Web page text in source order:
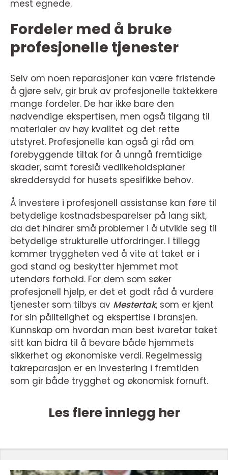
mest egnede.
Fordeler med å bruke
profesjonelle tjenester
Selv om noen reparasjoner kan være fristende
å gjøre selv, gir bruk av profesjonelle taktekkere
mange fordeler. De har ikke bare den
nødvendige ekspertisen, men også tilgang til
materialer av høy kvalitet og det rette
utstyret. Profesjonelle kan også gi råd om
forebyggende tiltak for å unngå fremtidige
skader, samt foreslå vedlikeholdsplaner
skreddersydd for husets spesifikke behov.
Å investere i profesjonell assistanse kan føre til
betydelige kostnadsbesparelser på lang sikt,
da det hindrer små problemer i å utvikle seg til
betydelige strukturelle utfordringer. I tillegg
kommer tryggheten ved å vite at taket er i
god stand og beskytter hjemmet mot
utendørs forhold. For dem som søker
profesjonell hjelp, er det et godt råd å vurdere
tjenester som tilbys av Mestertak, som er kjent
for sin pålitelighet og ekspertise i bransjen.
Kunnskap om hvordan man best ivaretar taket
sitt kan bidra til å bevare både hjemmets
sikkerhet og økonomiske verdi. Regelmessig
takreparasjon er en investering i fremtiden
som gir både trygghet og økonomisk fornuft.
Les flere innlegg her